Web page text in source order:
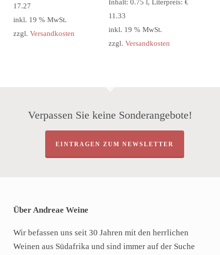
17.27
inkl. 19 % MwSt.
zzgl. Versandkosten
Inhalt: 0.75 l, Literpreis: €
11.33
inkl. 19 % MwSt.
zzgl.Versandkosten
Verpassen Sie keine Sonderangebote!
EINTRAGEN ZUM NEWSLETTER
Über Andreae Weine
Wir befassen uns seit 30 Jahren mit den herrlichen
Weinen aus Südafrika und sind immer auf der Suche